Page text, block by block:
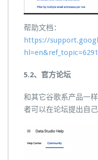
帮助文档：
https://
5.2、官方论坛
和其它谷歌系产品一
者可以在论坛提出自